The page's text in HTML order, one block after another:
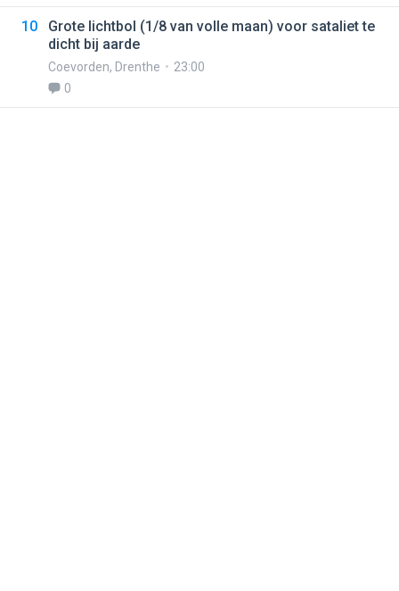
10
Grote lichtbol (1/8 van volle maan) voor sataliet te
dicht bij aarde
Coevorden, Drenthe
23:00
0